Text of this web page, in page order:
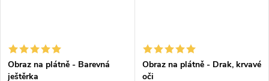
Obraz na plátně - Barevná
ještěrka
Obraz na plátně - Drak, krvavé
oči